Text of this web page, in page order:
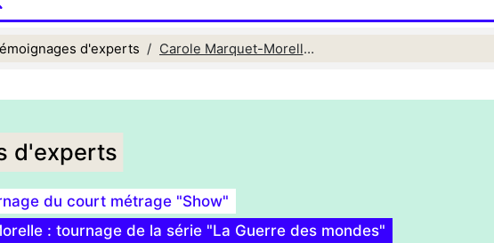
d'experts Carole Marquet-Morelle : tournage de la série "La Guerre des mondes"
d'experts
du court métrage "Show"
: tournage de la série "La Guerre des mondes"